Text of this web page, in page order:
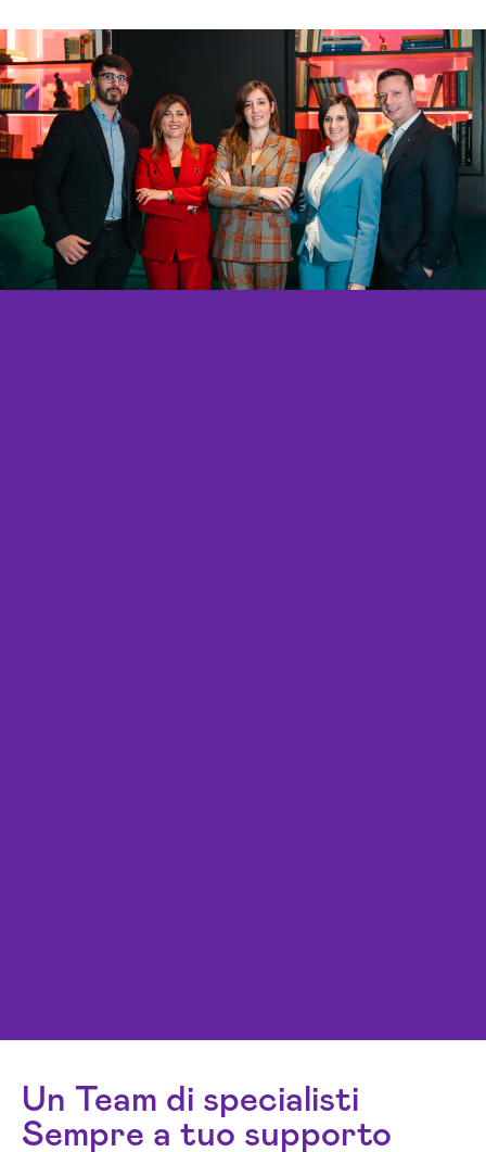
Un Team di specialisti
Sempre a tuo supporto